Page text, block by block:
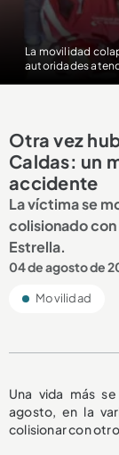
La movilidad
autoridades
Otra vez
Caldas: un
accidente
La víctima se
colisionado
Estrella.
04 de agosto de
Movilidad
Una vida más
agosto, en la
colisionar con